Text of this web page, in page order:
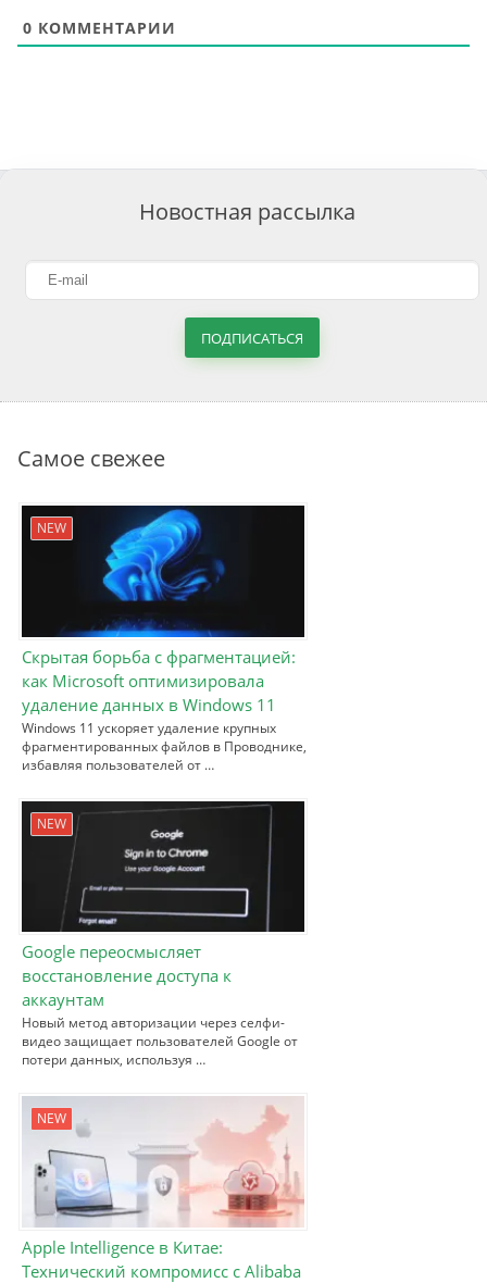
0 КОММЕНТАРИИ
Новостная рассылка
ПОДПИСАТЬСЯ
Самое свежее
NEW
Скрытая борьба с фрагментацией:
как Microsoft оптимизировала
удаление данных в Windows 11
Windows 11 ускоряет удаление крупных
фрагментированных файлов в Проводнике,
избавляя пользователей от …
NEW
Google переосмысляет
восстановление доступа к
аккаунтам
Новый метод авторизации через селфи-
видео защищает пользователей Google от
потери данных, используя …
NEW
Apple Intelligence в Китае:
Технический компромисс с Alibaba